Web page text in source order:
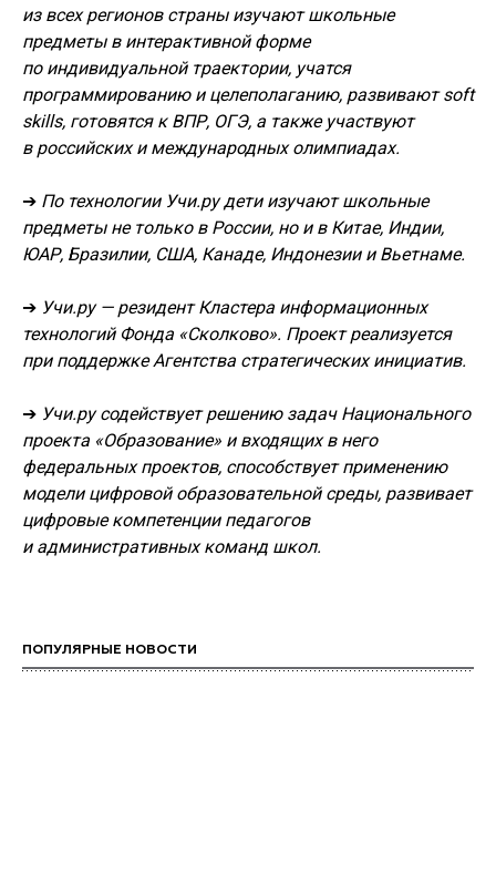
из всех регионов страны изучают школьные
предметы в интерактивной форме
по индивидуальной траектории, учатся
программированию и целеполаганию, развивают soft
skills, готовятся к ВПР, ОГЭ, а также участвуют
в российских и международных олимпиадах.
➔ По технологии Учи.ру дети изучают школьные
предметы не только в России, но и в Китае, Индии,
ЮАР, Бразилии, США, Канаде, Индонезии и Вьетнаме.
➔ Учи.ру — резидент Кластера информационных
технологий Фонда «Сколково». Проект реализуется
при поддержке Агентства стратегических инициатив.
➔ Учи.ру содействует решению задач Национального
проекта «Образование» и входящих в него
федеральных проектов, способствует применению
модели цифровой образовательной среды, развивает
цифровые компетенции педагогов
и административных команд школ.
ПОПУЛЯРНЫЕ НОВОСТИ